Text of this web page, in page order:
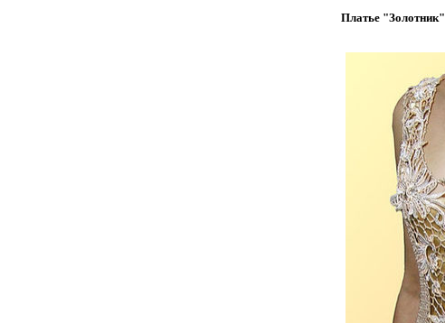
Платье "Золотник"